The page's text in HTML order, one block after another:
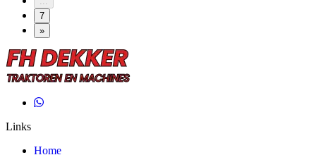
7
»
Links
Home